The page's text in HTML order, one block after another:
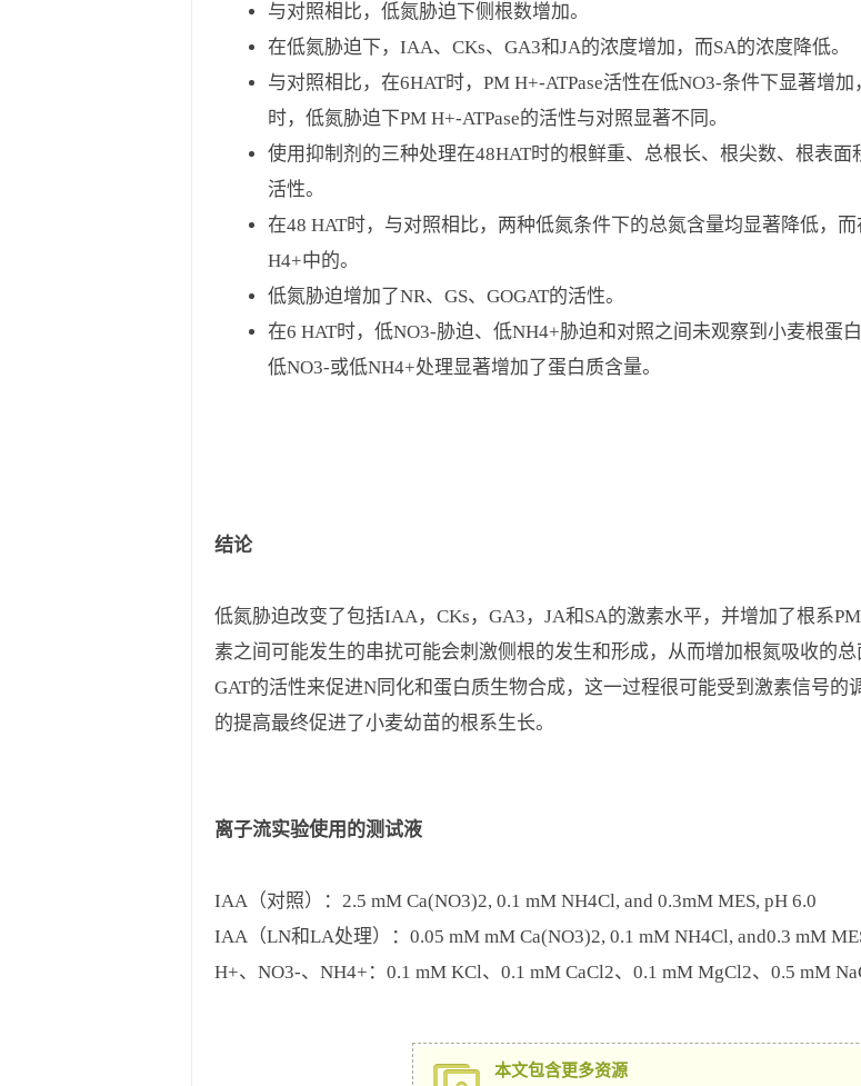
与对照相比，低氮胁迫下侧根数增加。
在低氮胁迫下，IAA、CKs、GA3和JA的浓度增加，而SA的浓度降低。
与对照相比，在6HAT时，PM H+-ATPase活性在低NO3-条件下显著增
时，低氮胁迫下PM H+-ATPase的活性与对照显著不同。
使用抑制剂的三种处理在48HAT时的根鲜重、总根长、根尖数、根表面
活性。
在48 HAT时，与对照相比，两种低氮条件下的总氮含量均显著降低，
H4+中的。
低氮胁迫增加了NR、GS、GOGAT的活性。
在6 HAT时，低NO3-胁迫、低NH4+胁迫和对照之间未观察到小麦根蛋
低NO3-或低NH4+处理显著增加了蛋白质含量。
结论
低氮胁迫改变了包括IAA，CKs，GA3，JA和SA的激素水平，并增加了根系
素之间可能发生的串扰可能会刺激侧根的发生和形成，从而增加根氮吸收的
GAT的活性来促进N同化和蛋白质生物合成，这一过程很可能受到激素信号
的提高最终促进了小麦幼苗的根系生长。
离子流实验使用的测试液
IAA（对照）：2.5 mM Ca(NO3)2, 0.1 mM NH4Cl, and 0.3mM MES, pH 6.0
IAA（LN和LA处理）：0.05 mM mM Ca(NO3)2, 0.1 mM NH4Cl, and0.3 mM
H+、NO3-、NH4+：0.1 mM KCl、0.1 mM CaCl2、0.1 mM MgCl2、0.5 mM
本文包含更多资源